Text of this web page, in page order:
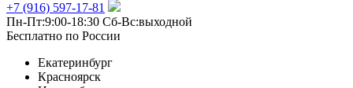
+7 (916) 597-17-81
Пн-Пт:9:00-18:30 Сб-Вс:выходной
Бесплатно по России
Екатеринбург
Красноярск